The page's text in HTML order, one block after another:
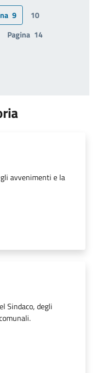
9
10
Pagina 14
avvenimenti e la
Sindaco, degli